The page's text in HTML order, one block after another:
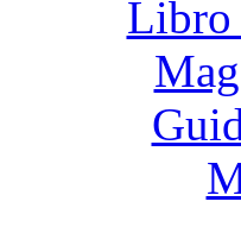
Libro